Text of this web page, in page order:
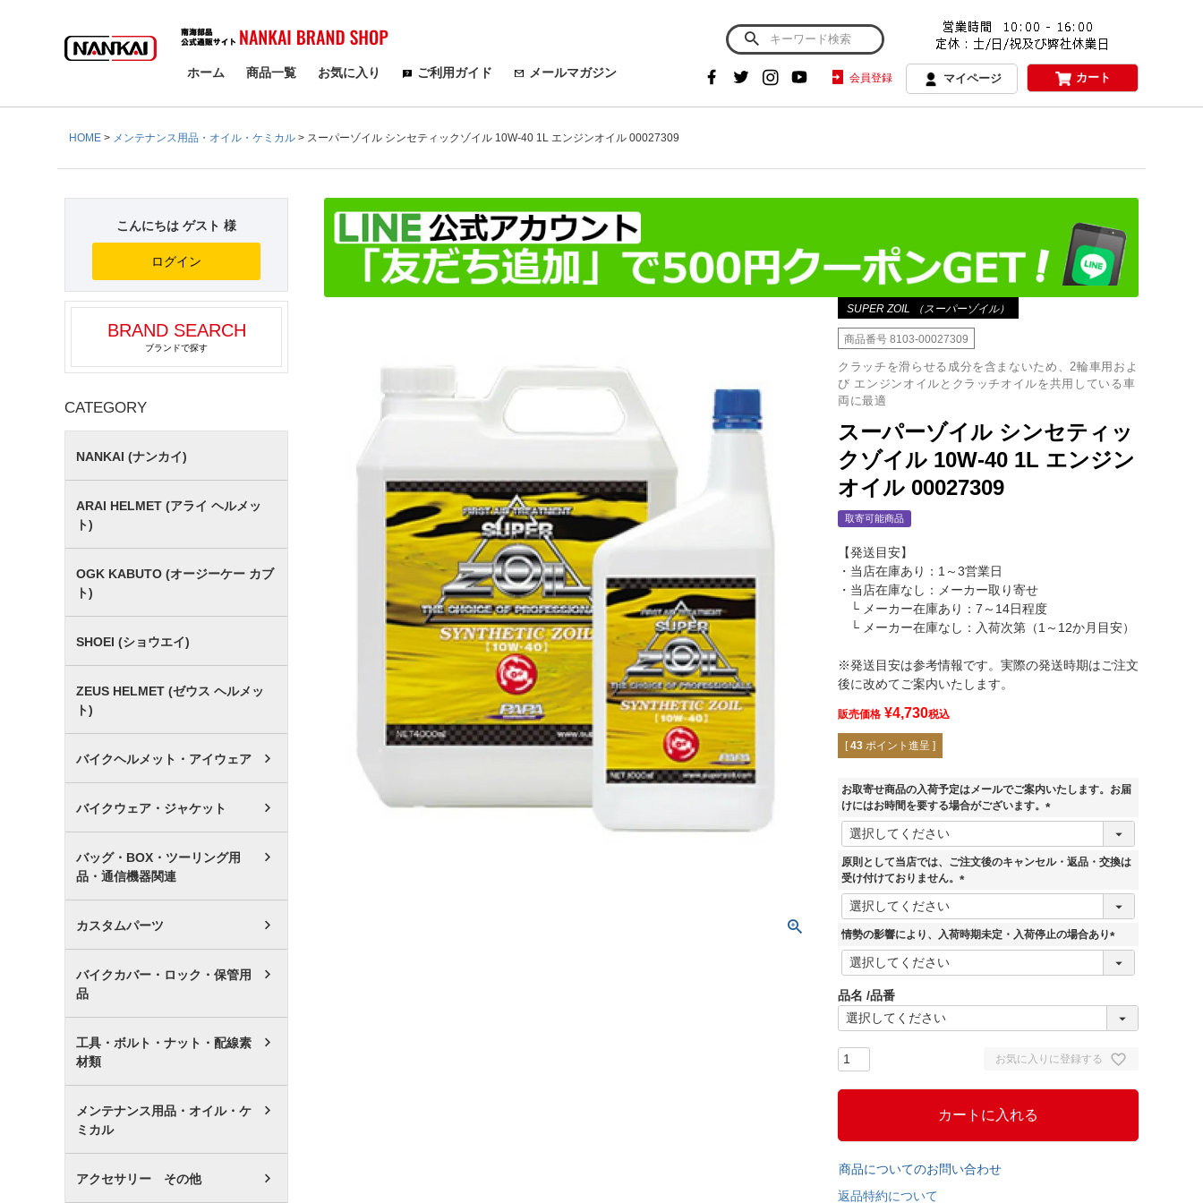
検索
ホーム 商品一覧 お気に入り ご利用ガイド メールマガジン 会員登録 マイページ カート
HOME メンテナンス用品・オイル・ケミカル スーパーゾイル シンセティックゾイル 10W-40 1L エンジンオイル 00027309
こんにちは ゲスト 様
ログイン
BRAND SEARCH
ブランドで探す
CATEGORY
NANKAI (ナンカイ)
ARAI HELMET (アライ ヘルメッ
ト)
OGK KABUTO (オージーケー カブ
ト)
SHOEI (ショウエイ)
ZEUS HELMET (ゼウス ヘルメッ
ト)
バイクヘルメット・アイウェア
バイクウェア・ジャケット
バッグ・BOX・ツーリング用
品・通信機器関連
カスタムパーツ
バイクカバー・ロック・保管用
品
工具・ボルト・ナット・配線素
材類
メンテナンス用品・オイル・ケ
ミカル
アクセサリー その他
SUPER ZOIL （スーパーゾイル）
商品番号 8103-00027309
クラッチを滑らせる成分を含まないため、2輪車用およ
び エンジンオイルとクラッチオイルを共用している車
両に最適
スーパーゾイル シンセティッ
クゾイル 10W-40 1L エンジン
オイル 00027309
取寄可能商品
【発送目安】
・当店在庫あり：1～3営業日
・当店在庫なし：メーカー取り寄せ
└ メーカー在庫あり：7～14日程度
└ メーカー在庫なし：入荷次第（1～12か月目安）
※発送目安は参考情報です。実際の発送時期はご注文
後に改めてご案内いたします。
販売価格 ¥4,730税込
[ 43 ポイント進呈 ]
お取寄せ商品の入荷予定はメールでご案内いたします。お届
けにはお時間を要する場合がございます。
(
須
原則として当店では、ご注文後のキャンセル・返品・交換は
受け付けておりません。
(
須
情勢の影響により、入荷時期未定・入荷停止の場合あり
(
)
品名 品番
お気に入りに登録する
カートに入れる
商品についてのお問い合わせ
返品特約について